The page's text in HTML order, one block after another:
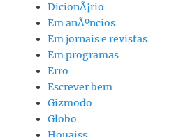
DicionÃ¡rio
Em anÃºncios
Em jornais e revistas
Em programas
Erro
Escrever bem
Gizmodo
Globo